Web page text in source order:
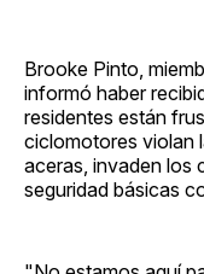
Brooke Pinto,
informó haber
residentes están
ciclomotores violan
aceras, invaden los
seguridad básicas